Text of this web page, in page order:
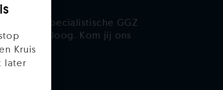
en Specialistische GGZ
psycholoog. Kom jij ons
Info
Kruis
later